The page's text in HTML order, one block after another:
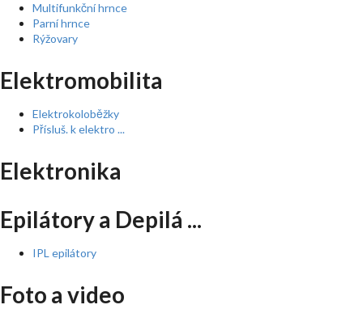
Multifunkční hrnce
Parní hrnce
Rýžovary
Elektromobilita
Elektrokoloběžky
Přísluš. k elektro ...
Elektronika
Epilátory a Depilá ...
IPL epilátory
Foto a video